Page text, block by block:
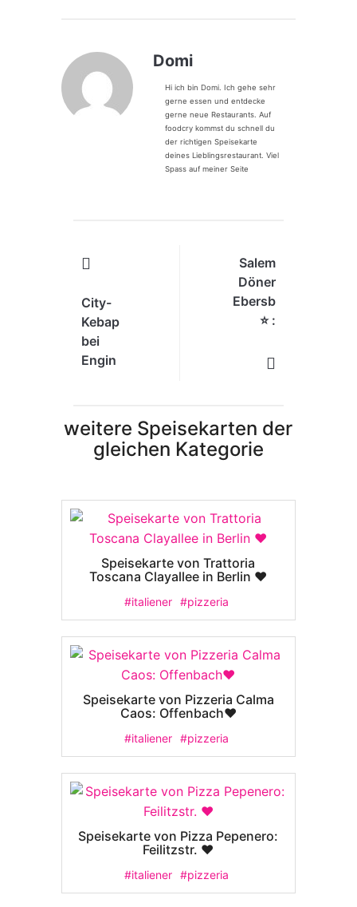
Domi
Hi ich bin Domi. Ich gehe sehr
gerne essen und entdecke
gerne neue Restaurants. Auf
foodcry kommst du schnell du
der richtigen Speisekarte
deines Lieblingsrestaurant. Viel
Spass auf meiner Seite
City-
Kebap
bei
Engin
Speisekarte
Salem
Döner
Ebersberg
⭐️ :
weitere Speisekarten der
gleichen Kategorie
Speisekarte von Trattoria
Toscana Clayallee in Berlin ❤️
#italiener #pizzeria
Speisekarte von Pizzeria Calma
Caos: Offenbach❤️
#italiener #pizzeria
Speisekarte von Pizza Pepenero:
Feilitzstr. ❤️
#italiener #pizzeria